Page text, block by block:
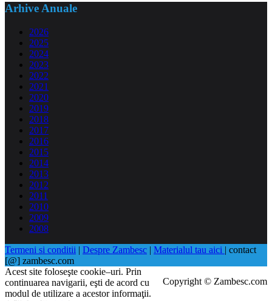
Arhive Anuale
2026
2025
2024
2023
2022
2021
2020
2019
2018
2017
2016
2015
2014
2013
2012
2011
2010
2009
2008
Termeni si conditii | Despre Zambesc | Materialul tau aici | contact
[@] zambesc.com
Copyright © Zambesc.com
Acest site foloseşte cookie–uri. Prin
continuarea navigarii, eşti de acord cu
modul de utilizare a acestor informaţii.